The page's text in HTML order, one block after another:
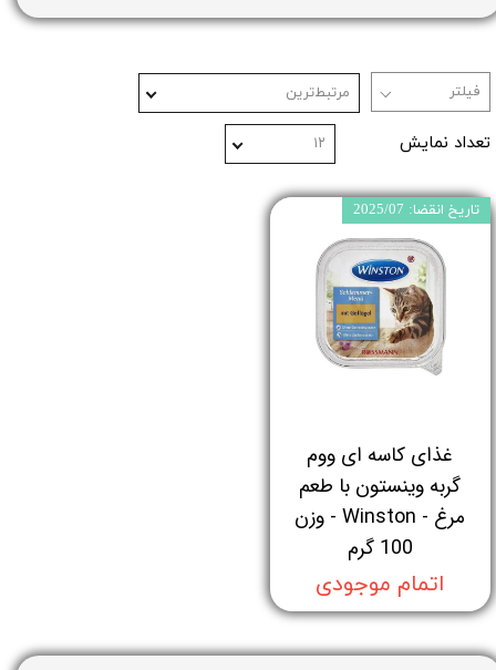
مرتبط‌ترین
تعداد نمایش ۱۲
غذای کاسه ای ووم
گربه وینستون با طعم
مرغ - Winston - وزن
100 گرم
اتمام موجودی
تاریخ انقضا: 2025/07